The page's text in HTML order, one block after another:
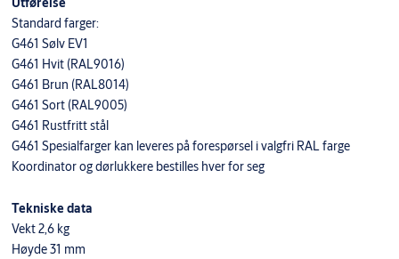
Standard farger:
G461 Sølv EV1
G461 Hvit (RAL9016)
G461 Brun (RAL8014)
G461 Sort (RAL9005)
G461 Rustfritt stål
G461 Spesialfarger kan leveres på forespørsel i valgfri RAL farge
Koordinator og dørlukkere bestilles hver for seg
Tekniske data
Vekt 2,6 kg
Høyde 31 mm